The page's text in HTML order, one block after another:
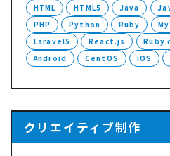
HTML HTML5 Java
PHP
Python Ruby
Laravel5
React.js Ruby
Android
CentOS iOS
クリエイティブ制作